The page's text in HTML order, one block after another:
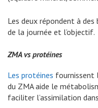
Les deux répondent à
de la journée et l’objectif.
ZMA vs protéines
Les protéines fournissent
du ZMA aide le
faciliter l’assimilation